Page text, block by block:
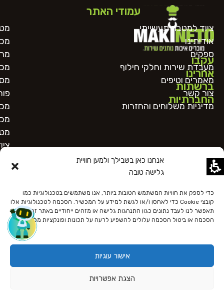
אנחנו כאן בשבילך ולמען חוויית
גלישה טובה
כדי לספק את חוויות המשתמש הטובות ביותר, אנו משתמשים בטכנולוגיות כמו
קובצי Cookie כדי לאחסן ו/או לגשת למידע על המכשיר. הסכמה לטכנולוגיות אלו
תאפשר לנו לעבד נתונים כגון התנהגות גלישה או מזהים ייחודיים באתר זה. אי
הסכמה או ביטול הסכמה עלולים להשפיע לרעה על תכונות ופונקציות מסוימות.
אישור עוגיות
הצגת אפשרויות
עקבו
אחרינו
ברשתות
החברתיות
עמודי האתר
ציוד למטבח תעשייתי
אודותינו
ספקים
מעבדת שירות וחלקי חילוף
מאמרים וטיפים
צור קשר
מדיניות משלוחים והחזרות
כל הזכויות שמורות
מדיניות פרטיות